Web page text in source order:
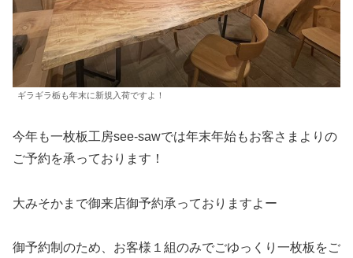
ギラギラ栃も年末に新規入荷ですよ！
今年も一枚板工房see-sawでは年末年始もお客さまよりの
ご予約を承っております！
大みそかまで御来店御予約承っておりますよー
御予約制のため、お客様１組のみでごゆっくり一枚板をご